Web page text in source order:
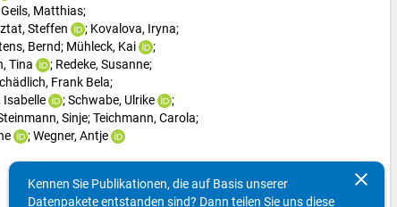
Geils, Matthias;
Steffen ; Kovalova, Iryna;
Bernd; Mühleck, Kai
;
Tina ; Redeke, Susanne;
Frank Bela;
Isabelle ; Schwabe, Ulrike
;
Sinje; Teichmann, Carola;
; Wegner, Antje
clear
Kennen Sie Publikationen, die auf Basis unserer
Datenpakete entstanden sind? Dann teilen Sie uns diese